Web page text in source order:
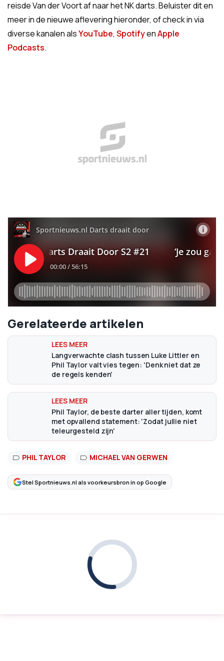
reisde Van der Voort af naar het NK darts. Beluister dit en
meer in de nieuwe aflevering hieronder, of check in via
diverse kanalen alsYouTube, SpotifyenApple
Podcasts.
Gerelateerde artikelen
Langverwachte clash tussen Luke Littler en
Phil Taylor valt vies tegen: 'Denk niet dat ze
de regels kenden'
Phil Taylor, de beste darter aller tijden, komt
met opvallend statement: 'Zodat jullie niet
teleurgesteld zijn'
PHIL TAYLOR MICHAEL VAN GERWEN
Stel Sportnieuws.nl als voorkeursbron in op Google